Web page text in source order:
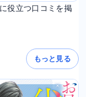
役立つ口コミを掲
もっと見る